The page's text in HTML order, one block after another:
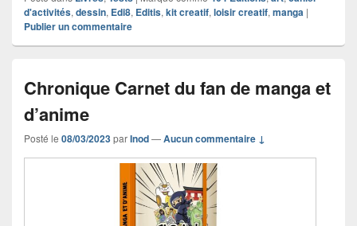
d'activités, dessin, Edi8, Editis, kit creatif, loisir creatif, manga |
Publier un commentaire
Chronique Carnet du fan de manga et
d’anime
Posté le 08/03/2023parInod—Aucun commentaire ↓